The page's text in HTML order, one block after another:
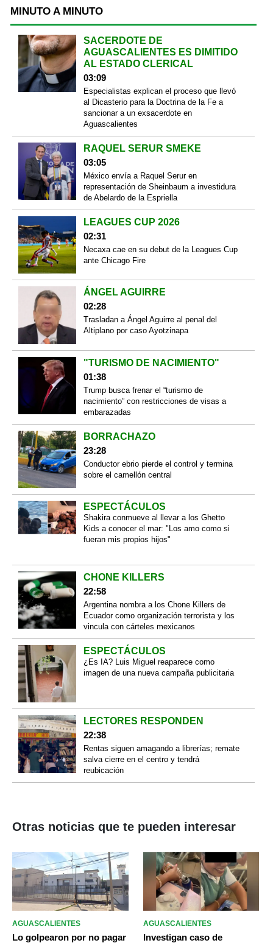
MINUTO A MINUTO
SACERDOTE DE
AGUASCALIENTES ES DIMITIDO
AL ESTADO CLERICAL
03:09
Especialistas explican el proceso que llevó
al Dicasterio para la Doctrina de la Fe a
sancionar a un exsacerdote en
Aguascalientes
RAQUEL SERUR SMEKE
03:05
México envía a Raquel Serur en
representación de Sheinbaum a investidura
de Abelardo de la Espriella
LEAGUES CUP 2026
02:31
Necaxa cae en su debut de la Leagues Cup
ante Chicago Fire
ÁNGEL AGUIRRE
02:28
Trasladan a Ángel Aguirre al penal del
Altiplano por caso Ayotzinapa
"TURISMO DE NACIMIENTO"
01:38
Trump busca frenar el “turismo de
nacimiento” con restricciones de visas a
embarazadas
BORRACHAZO
23:28
Conductor ebrio pierde el control y termina
sobre el camellón central
ESPECTÁCULOS
Shakira conmueve al llevar a los Ghetto
Kids a conocer el mar: "Los amo como si
fueran mis propios hijos"
CHONE KILLERS
22:58
Argentina nombra a los Chone Killers de
Ecuador como organización terrorista y los
vincula con cárteles mexicanos
ESPECTÁCULOS
¿Es IA? Luis Miguel reaparece como
imagen de una nueva campaña publicitaria
LECTORES RESPONDEN
22:38
Rentas siguen amagando a librerías; remate
salva cierre en el centro y tendrá
reubicación
Otras noticias que te pueden interesar
AGUASCALIENTES
Lo golpearon por no pagar
AGUASCALIENTES
Investigan caso de